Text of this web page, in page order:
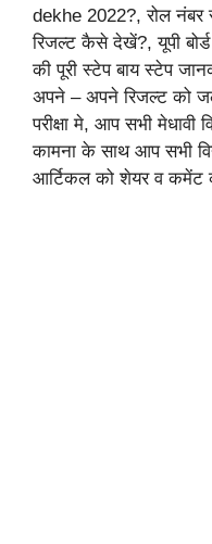
dekhe 2022?, रोल
रिजल्ट कैसे देखें?, यूपी
की पूरी स्टेप बाय स्टेप
अपने – अपने रिजल्ट को
परीक्षा मे, आप सभी मेधावी
कामना के साथ आप सभी
आर्टिकल को शेयर व कमेंट